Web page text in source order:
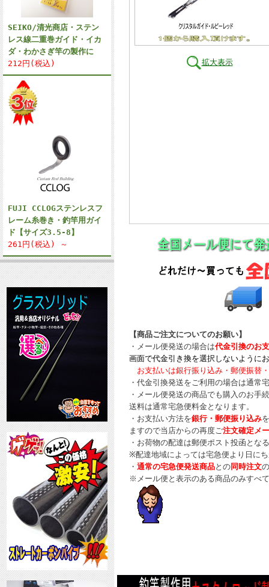
SEIKO/清光商店・ステン
レス線二重巻ガイド・イカ
ダ・わかさぎ竿の製作に
212円(税込)
FUJI CCLOGステンレスフ
レーム糸巻き・釣竿用ガイ
ド【サイズ3.5-8】
261円(税込) ～
拡大表示
【商品ご注文についてのお願い】
・メール便発送の場合は代金引換のお
画面で代金引き換を選択しないように
お支払いは銀行振り込み・郵便振替
・代金引換発送をご利用の場合は通常
・メール便発送の商品でも購入のお手
送料は通常宅急便料金となります。
・お支払い方法を銀行・郵便振り込み
ますので当店からの再度ご注文確定メ
・お荷物の配達は郵便ポスト投函とな
※配達地域によっては宅急便より日に
・ 通常の宅急便発送商品との同時注文
※メール便と表示のある商品のみすべ